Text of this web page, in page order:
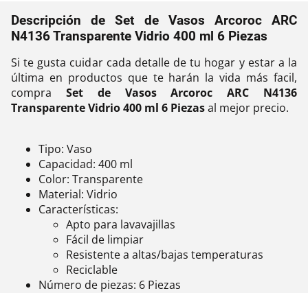
Descripción de Set de Vasos Arcoroc ARC
N4136 Transparente Vidrio 400 ml 6 Piezas
Si te gusta cuidar cada detalle de tu hogar y estar a la
última en productos que te harán la vida más facil,
compra Set de Vasos Arcoroc ARC N4136
Transparente Vidrio 400 ml 6 Piezasal mejor precio.
Tipo: Vaso
Capacidad: 400 ml
Color: Transparente
Material: Vidrio
Características:
Apto para lavavajillas
Fácil de limpiar
Resistente a altas/bajas temperaturas
Reciclable
Número de piezas: 6 Piezas